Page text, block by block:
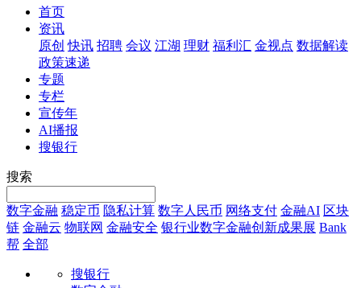
首页
资讯
原创 快讯 招聘 会议 江湖 理财 福利汇 金视点 数据解读
政策速递
专题
专栏
宣传年
AI播报
搜银行
搜索
数字金融 稳定币 隐私计算 数字人民币 网络支付 金融AI 区块
链 金融云 物联网 金融安全 银行业数字金融创新成果展 Bank
帮 全部
搜银行